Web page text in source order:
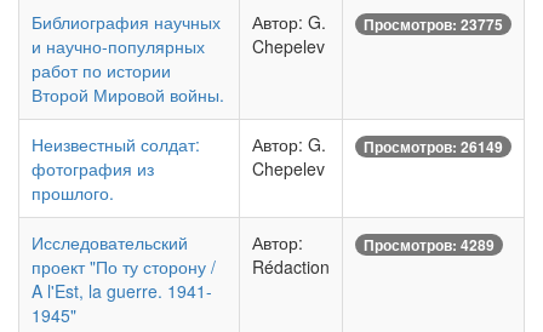
Библиография научных
и научно-популярных
работ по истории
Второй Мировой войны.
Автор: G.
Chepelev
Просмотров: 23775
Неизвестный солдат:
фотография из
прошлого.
Автор: G.
Chepelev
Просмотров: 26149
Исследовательский
проект "По ту сторону /
A l'Est, la guerre. 1941-
1945"
Автор:
Rédaction
Просмотров: 4289